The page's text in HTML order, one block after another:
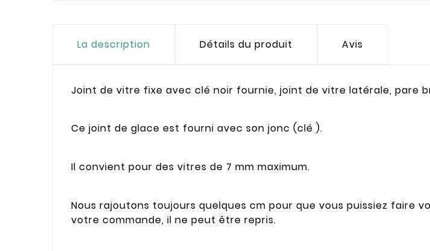
La description Détails du produit Avis
Joint de vitre fixe avec clé noir fournie, joint de vitre latérale, pare
Ce joint de glace est fourni avec son jonc (clé ).
Il convient pour des vitres de 7 mm maximum.
Nous rajoutons toujours quelques cm pour que vous puissiez faire
votre commande, il ne peut être repris.